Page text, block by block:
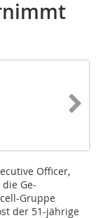
Officer,
die Ge­
Gruppe
der 51-jäh­rige